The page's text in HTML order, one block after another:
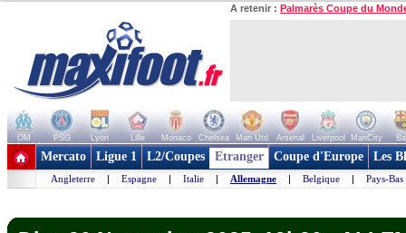
A retenir : Palmarès Coupe du
OM PSG Lyon Lille Monaco Chelsea Man Utd Arsenal Liverpool ManCity
+ de clubs
Mercato Ligue 1 L2/Coupes Etranger Coupe d'Europe Les
Angleterre | Espagne | Italie | Allemagne | Belgique | Pays-Bas